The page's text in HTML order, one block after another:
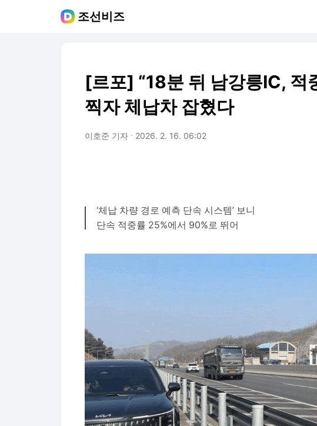
조선비즈
[르포] “18분 뒤 남강릉IC, 적
찍자 체납차 잡혔다
이호준 기자 2026. 2. 16. 06:02
‘체납 차량 경로 예측 단속 시스템’ 보니
단속 적중률 25%에서 90%로 뛰어